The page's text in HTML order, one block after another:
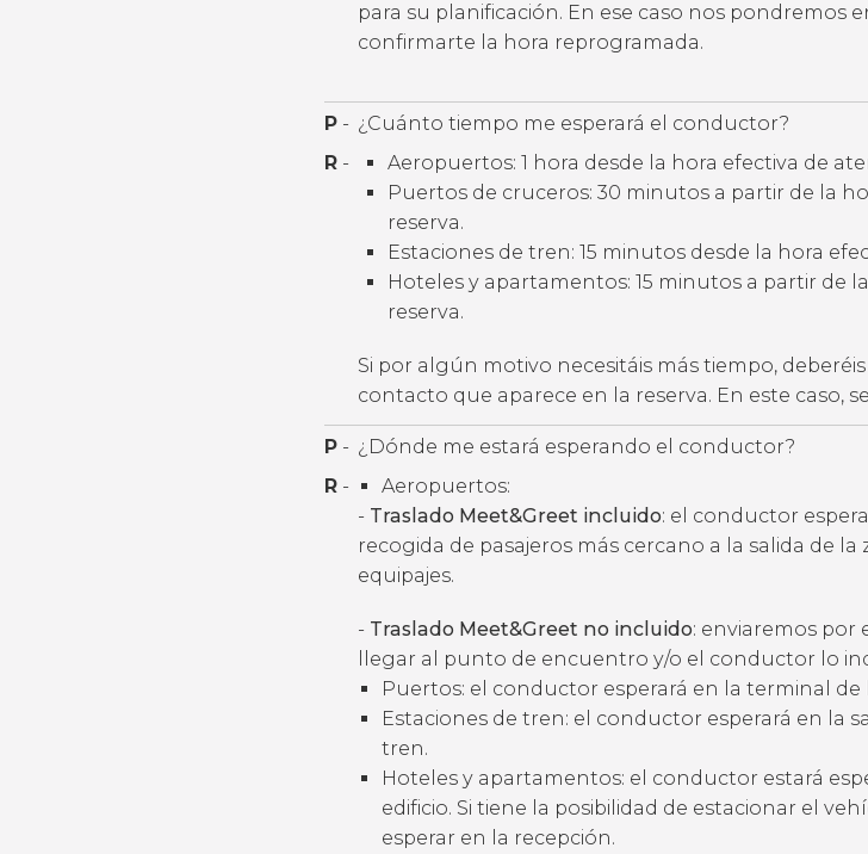
para su planificación. En ese caso nos pondremos
confirmarte la hora reprogramada.
P - ¿Cuánto tiempo me esperará el conductor?
R -
Aeropuertos: 1 hora desde la hora efectiva de
Puertos de cruceros: 30 minutos a partir de la
reserva.
Estaciones de tren: 15 minutos desde la hora
Hoteles y apartamentos: 15 minutos a partir de
reserva.
Si por algún motivo necesitáis más tiempo,
contacto que aparece en la reserva. En este caso,
P - ¿Dónde me estará esperando el conductor?
R -
Aeropuertos:
- Traslado Meet&Greet incluido: el conductor
recogida de pasajeros más cercano a la salida de la
equipajes.
- Traslado Meet&Greet no incluido: enviaremos por
llegar al punto de encuentro y/o el conductor lo
Puertos: el conductor esperará en la terminal
Estaciones de tren: el conductor esperará en la
tren.
Hoteles y apartamentos: el conductor estará
edificio. Si tiene la posibilidad de estacionar el
esperar en la recepción.